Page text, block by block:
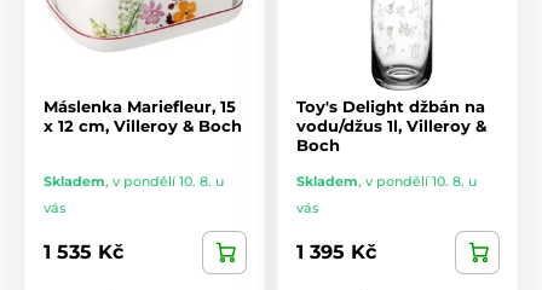
Máslenka Mariefleur, 15
x 12 cm, Villeroy & Boch
Skladem, v pondělí 10. 8. u
vás
1 535 Kč
Toy's Delight džbán na
vodu/džus 1l, Villeroy &
Boch
Skladem, v pondělí 10. 8. u
vás
1 395 Kč